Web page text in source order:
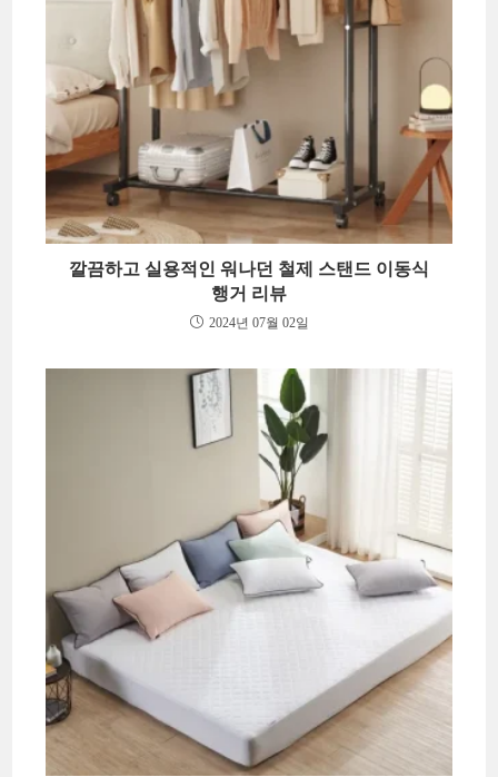
깔끔하고 실용적인 워나던 철제 스탠드 이동식
행거 리뷰
2024년 07월 02일